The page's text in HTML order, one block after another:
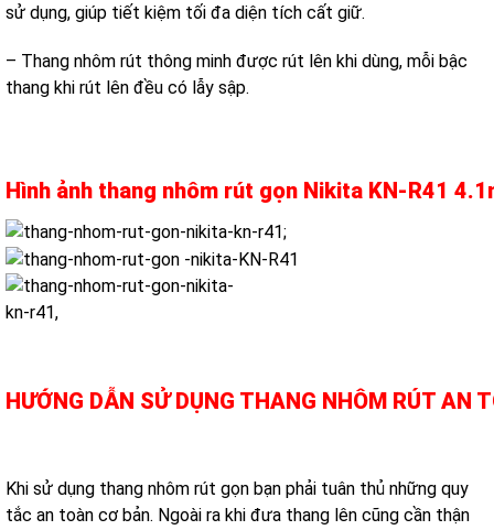
sử dụng, giúp tiết kiệm tối đa diện tích cất giữ.
– Thang nhôm rút thông minh được rút lên khi dùng, mỗi bậc
thang khi rút lên đều có lẫy sập.
Hình ảnh thang nhôm rút gọn Nikita KN-R41
HƯỚNG DẪN SỬ DỤNG THANG NHÔM RÚT AN
Khi sử dụng thang nhôm rút gọn bạn phải tuân thủ những quy
tắc an toàn cơ bản. Ngoài ra khi đưa thang lên cũng cần thận